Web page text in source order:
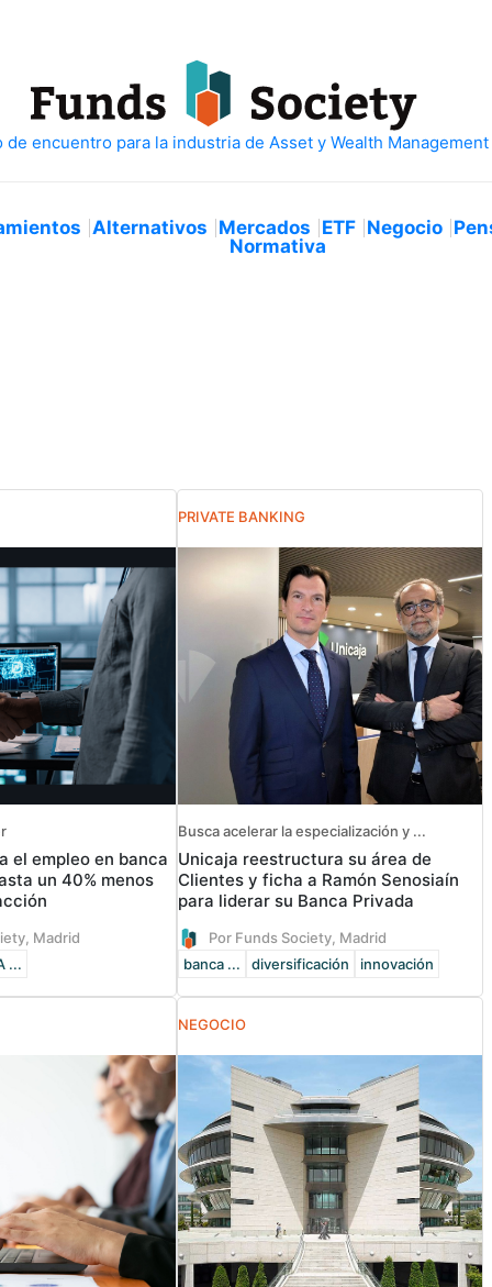
Alternativos Mercados ETF Negocio
Normativa
el empleo en banca
un 40% menos
Madrid
...
PRIVATE BANKING
Busca acelerar la especialización y ...
Unicaja reestructura su área de
Clientes y ficha a Ramón Senosiaín
para liderar su Banca Privada
Por Funds Society, Madrid
banca ...
diversificación innovación
NEGOCIO